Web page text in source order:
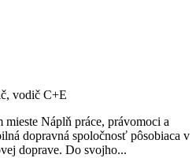
vodič C+E
Náplň práce, právomoci a
dopravná spoločnosť pôsobiaca v
doprave. Do svojho...